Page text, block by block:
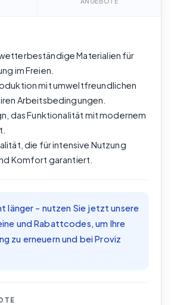
Materialien für
im Freien.
mit umweltfreundlichen
Arbeitsbedingungen.
das Funktionalität mit modernem
die für intensive Nutzung
Komfort garantiert.
länger – nutzen Sie jetzt unsere
und Rabattcodes, um Ihre
zu erneuern und bei Proviz